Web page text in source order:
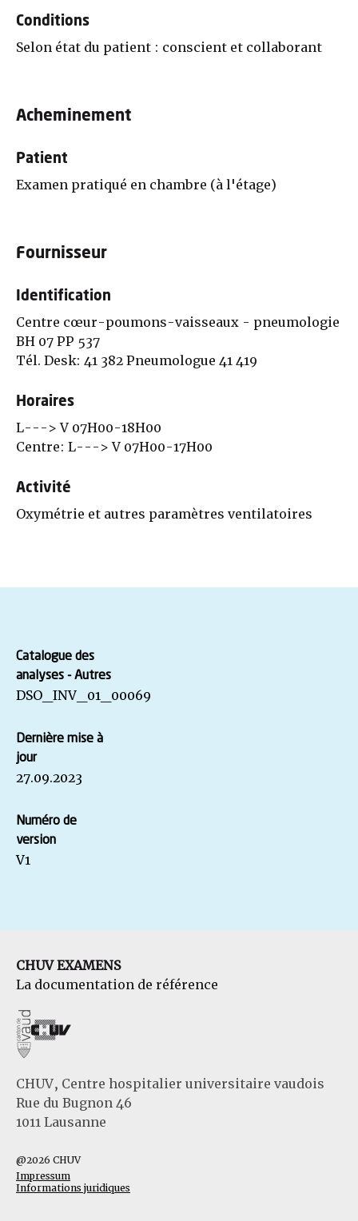
Conditions
Selon état du patient : conscient et collaborant
Acheminement
Patient
Examen pratiqué en chambre (à l'étage)
Fournisseur
Identification
Centre cœur-poumons-vaisseaux - pneumologie
BH 07 PP 537
Tél. Desk: 41 382 Pneumologue 41 419
Horaires
L---> V 07H00-18H00
Centre: L---> V 07H00-17H00
Activité
Oxymétrie et autres paramètres ventilatoires
Catalogue des
analyses - Autres
DSO_INV_01_00069
Dernière mise à
jour
27.09.2023
Numéro de
version
V1
CHUV EXAMENS
La documentation de référence
CHUV, Centre hospitalier universitaire vaudois
Rue du Bugnon 46
1011 Lausanne
@2026 CHUV
Impressum
Informations juridiques